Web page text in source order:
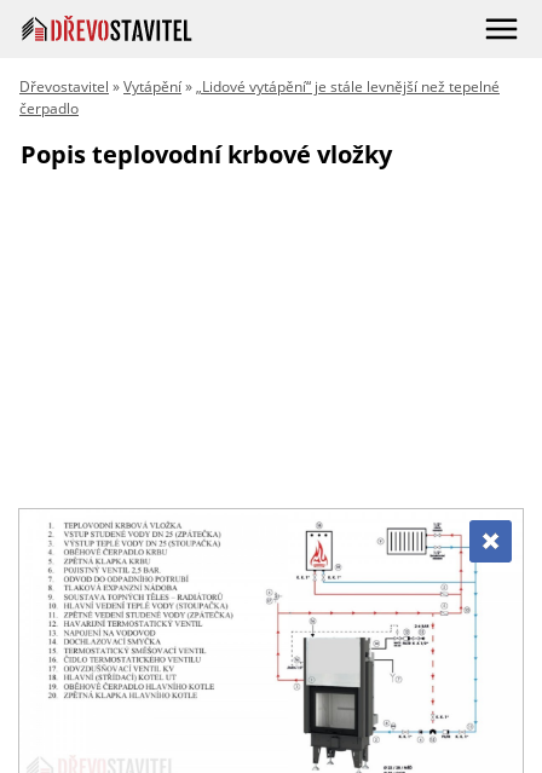
Dřevostavitel »Vytápění»„Lidové vytápění“ je stále levnější než tepelné
čerpadlo
Popis teplovodní krbové vložky